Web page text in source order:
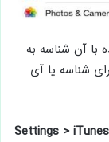
با آن شناسه به
شناسه یا آی
Settings >